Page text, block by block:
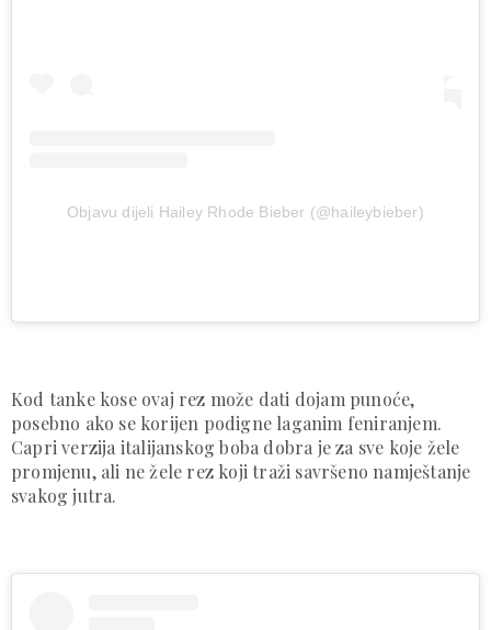
Objavu dijeli Hailey Rhode Bieber (@haileybieber)
Kod tanke kose ovaj rez može dati dojam punoće,
posebno ako se korijen podigne laganim feniranjem.
Capri verzija italijanskog boba dobra je za sve koje žele
promjenu, ali ne žele rez koji traži savršeno namještanje
svakog jutra.